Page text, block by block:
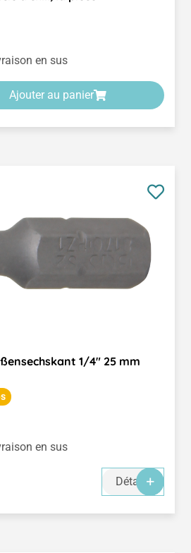
en sus
Ajouter au panier
1/4" 25 mm
en sus
Détails